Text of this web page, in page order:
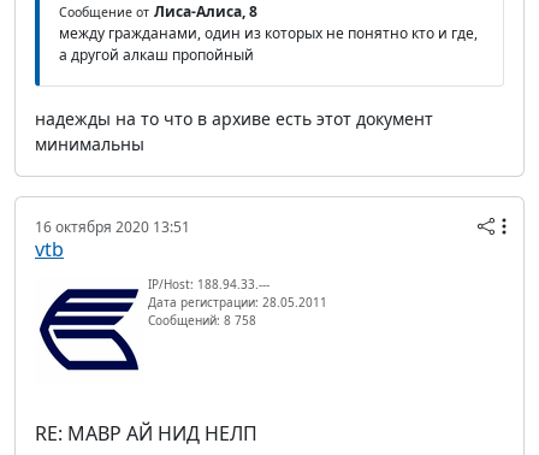
Сообщение от Лиса-Алиса, 8
между гражданами, один из которых не понятно кто и где,
а другой алкаш пропойный
надежды на то что в архиве есть этот документ
минимальны
16 октября 2020 13:51
vtb
IP/Host: 188.94.33.---
Дата регистрации: 28.05.2011
Сообщений: 8 758
RE: МАВР АЙ НИД НЕЛП